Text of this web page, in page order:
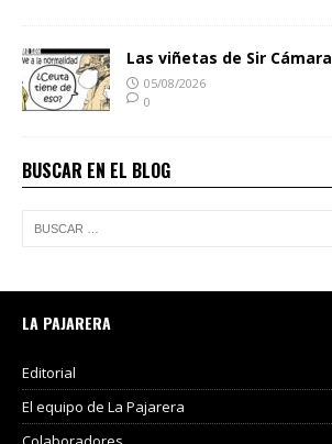
Las viñetas de Sir Cámara
05/08/2026
0
BUSCAR EN EL BLOG
LA PAJARERA
Editorial
El equipo de La Pajarera